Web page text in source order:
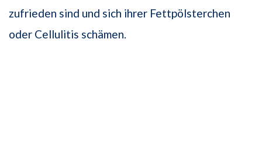
zufrieden sind und sich ihrer Fettpölsterchen
oder Cellulitis schämen.